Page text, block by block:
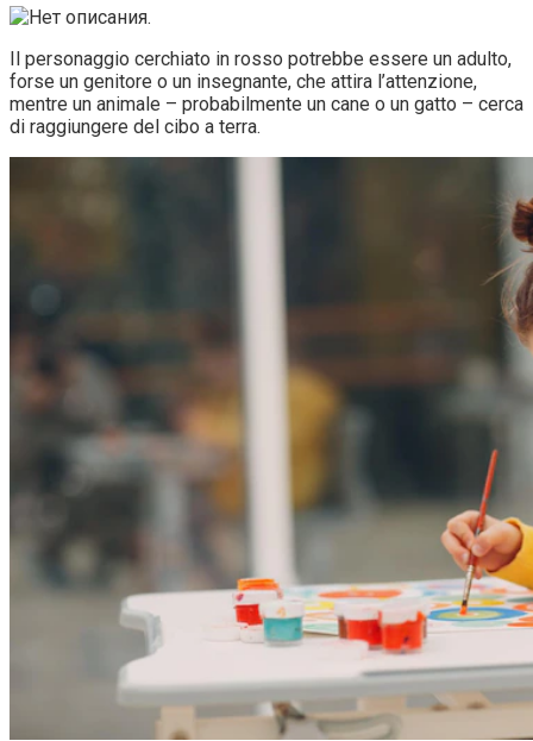
Il personaggio cerchiato in rosso potrebbe essere un adulto,
forse un genitore o un insegnante, che attira l’attenzione,
mentre un animale – probabilmente un cane o un gatto – cerca
di raggiungere del cibo a terra.